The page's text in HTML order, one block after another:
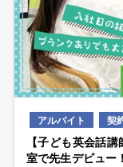
アルバイト 契
【子ども英会話
室で先生デビュー